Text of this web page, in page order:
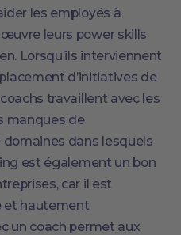
les employés à
leurs power skills
Lorsqu’ils interviennent
d’initiatives de
travaillent avec les
manques de
dans lesquels
est également un bon
car il est
et hautement
un coach permet aux